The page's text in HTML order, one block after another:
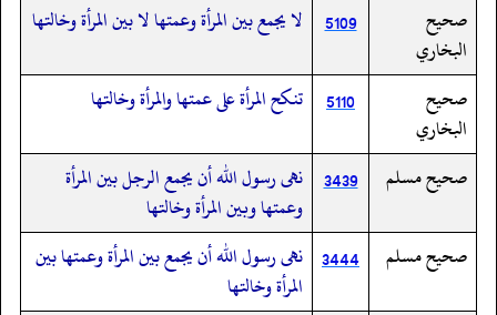
صحيح
البخاري
5109 لا يجمع بين المرأة وعمتها لا بين المرأة وخالتها
صحيح
البخاري
5110 تنكح المرأة على عمتها والمرأة وخالتها
صحيح مسلم 3439 نهى رسول الله أن يجمع الرجل بين المرأة
وعمتها وبين المرأة وخالتها
صحيح مسلم
3444 نهى رسول الله أن يجمع بين المرأة وعمتها بين
المرأة وخالتها